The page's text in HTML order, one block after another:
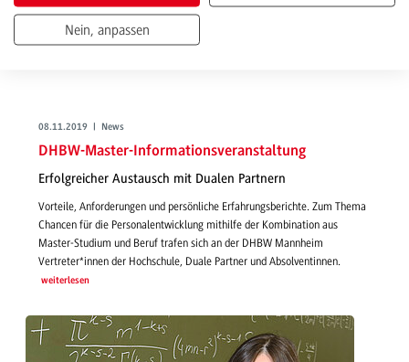
08.11.2019 | News
DHBW-Master-Informationsveranstaltung
Erfolgreicher Austausch mit Dualen Partnern
Vorteile, Anforderungen und persönliche Erfahrungsberichte. Zum Thema
Chancen für die Personalentwicklung mithilfe der Kombination aus
Master-Studium und Beruf trafen sich an der DHBW Mannheim
Vertreter*innen der Hochschule, Duale Partner und Absolventinnen.
weiterlesen
Nein, anpassen